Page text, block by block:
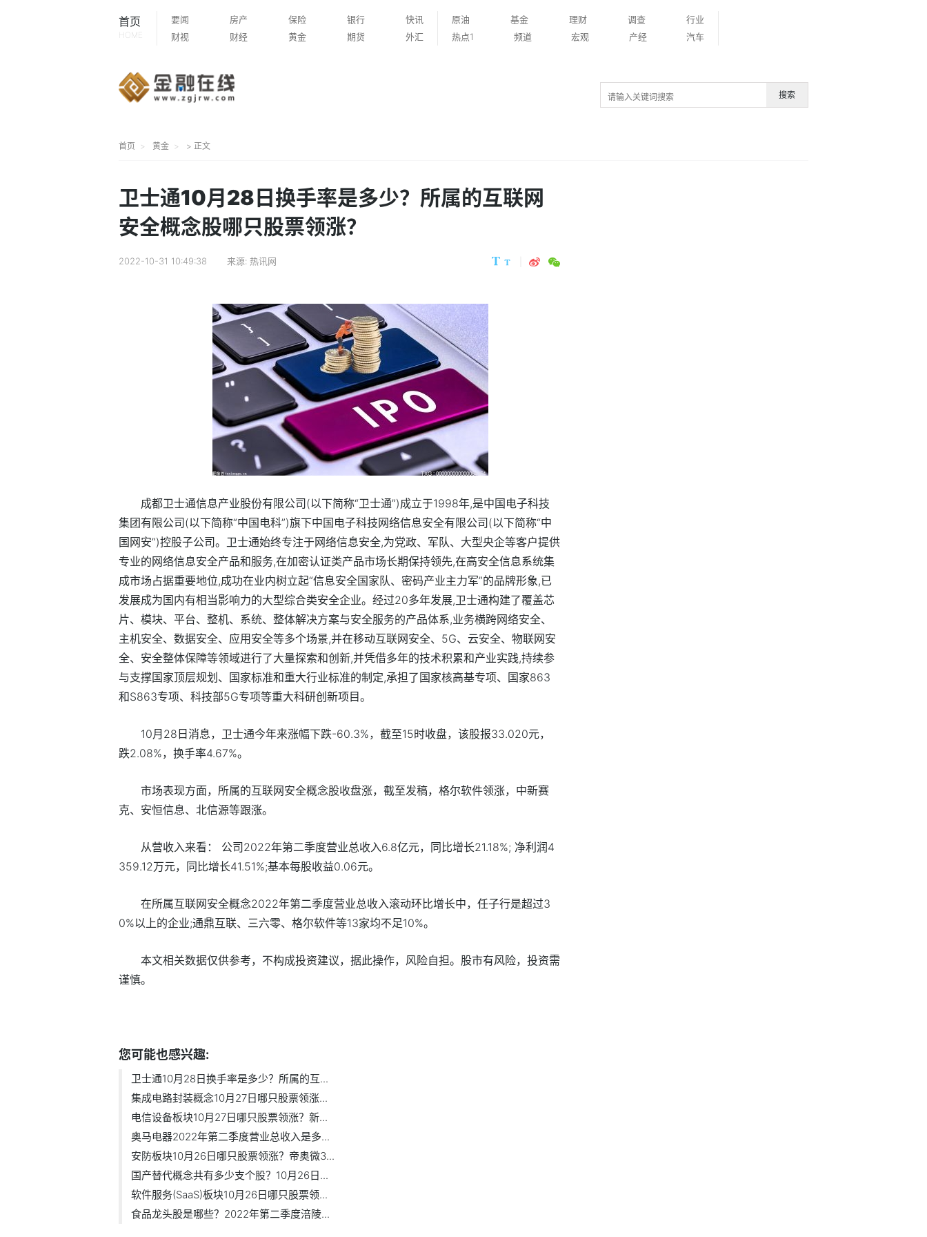
首页
HOME
要闻 房产 保险 银行
快讯
财视
财经 黄金 期货 外汇
原油 基金 理财 调查
行业
热点1
频道 宏观 产经 汽车
搜索
首页 黄金 > 正文
卫士通10月28日换手率是多少？所属的互联网
安全概念股哪只股票领涨？
2022-10-31 10:49:38 来源: 热讯网
成都卫士通信息产业股份有限公司(以下简称“卫士通”)成立于1998年,是中国电子科技
集团有限公司(以下简称“中国电科”)旗下中国电子科技网络信息安全有限公司(以下简称“中
国网安”)控股子公司。卫士通始终专注于网络信息安全,为党政、军队、大型央企等客户提供
专业的网络信息安全产品和服务,在加密认证类产品市场长期保持领先,在高安全信息系统集
成市场占据重要地位,成功在业内树立起“信息安全国家队、密码产业主力军”的品牌形象,已
发展成为国内有相当影响力的大型综合类安全企业。经过20多年发展,卫士通构建了覆盖芯
片、模块、平台、整机、系统、整体解决方案与安全服务的产品体系,业务横跨网络安全、
主机安全、数据安全、应用安全等多个场景,并在移动互联网安全、5G、云安全、物联网安
全、安全整体保障等领域进行了大量探索和创新,并凭借多年的技术积累和产业实践,持续参
与支撑国家顶层规划、国家标准和重大行业标准的制定,承担了国家核高基专项、国家863
和S863专项、科技部5G专项等重大科研创新项目。
10月28日消息，卫士通今年来涨幅下跌-60.3%，截至15时收盘，该股报33.020元，
跌2.08%，换手率4.67%。
市场表现方面，所属的互联网安全概念股收盘涨，截至发稿，格尔软件领涨，中新赛
克、安恒信息、北信源等跟涨。
从营收入来看： 公司2022年第二季度营业总收入6.8亿元，同比增长21.18%; 净利润4
359.12万元，同比增长41.51%;基本每股收益0.06元。
在所属互联网安全概念2022年第二季度营业总收入滚动环比增长中，任子行是超过3
0%以上的企业;通鼎互联、三六零、格尔软件等13家均不足10%。
本文相关数据仅供参考，不构成投资建议，据此操作，风险自担。股市有风险，投资需
谨慎。
您可能也感兴趣:
卫士通10月28日换手率是多少？所属的互...
集成电路封装概念10月27日哪只股票领涨...
电信设备板块10月27日哪只股票领涨？新...
奥马电器2022年第二季度营业总收入是多...
安防板块10月26日哪只股票领涨？帝奥微3...
国产替代概念共有多少支个股？10月26日...
软件服务(SaaS)板块10月26日哪只股票领...
食品龙头股是哪些？2022年第二季度涪陵...